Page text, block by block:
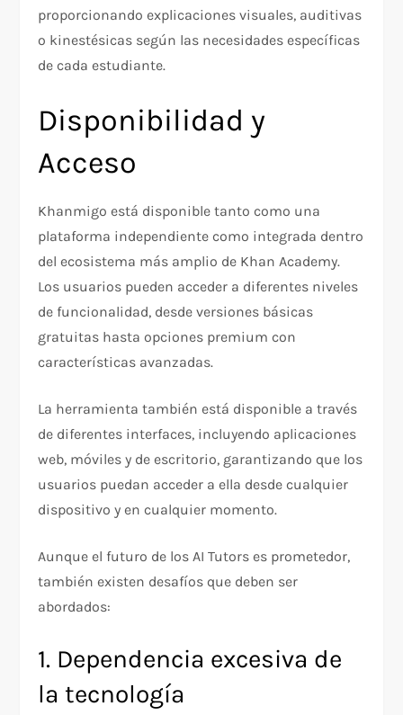
proporcionando explicaciones visuales, auditivas
o kinestésicas según las necesidades específicas
de cada estudiante.
Disponibilidad y
Acceso
Khanmigo está disponible tanto como una
plataforma independiente como integrada dentro
del ecosistema más amplio de Khan Academy.
Los usuarios pueden acceder a diferentes niveles
de funcionalidad, desde versiones básicas
gratuitas hasta opciones premium con
características avanzadas.
La herramienta también está disponible a través
de diferentes interfaces, incluyendo aplicaciones
web, móviles y de escritorio, garantizando que los
usuarios puedan acceder a ella desde cualquier
dispositivo y en cualquier momento.
Aunque el futuro de los AI Tutors es prometedor,
también existen desafíos que deben ser
abordados:
1. Dependencia excesiva de
la tecnología